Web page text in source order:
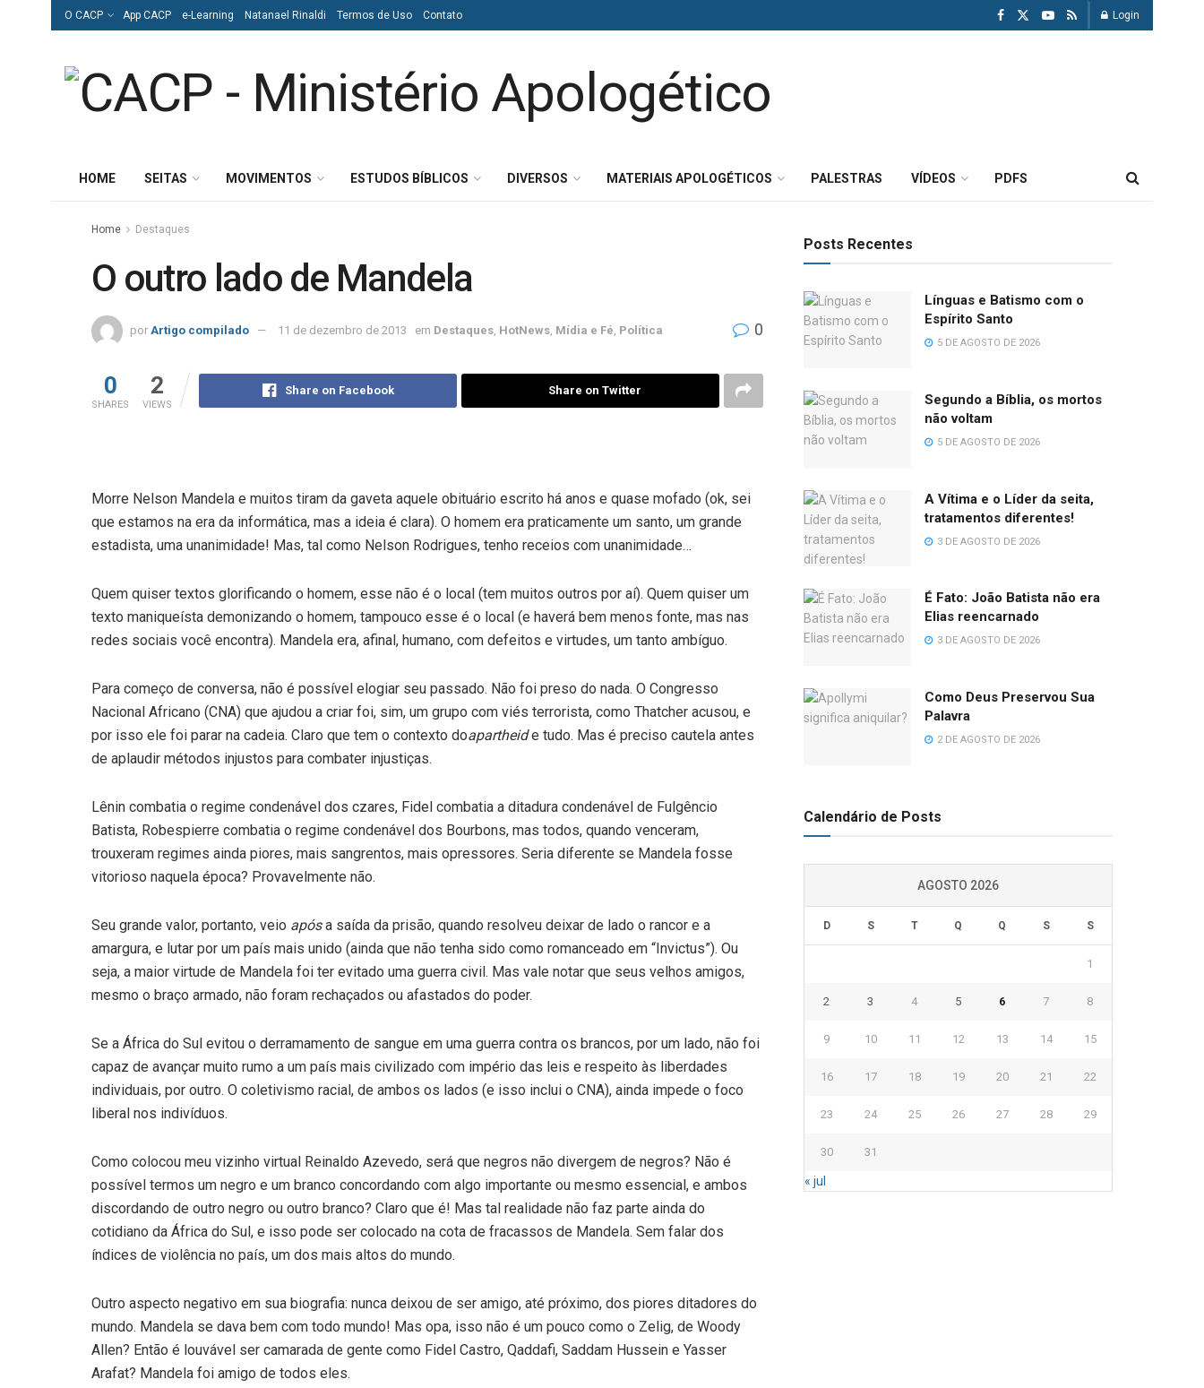
O CACP App CACP e-Learning Natanael Rinaldi Termos de Uso Contato Login
HOME SEITAS MOVIMENTOS ESTUDOS BÍBLICOS DIVERSOS MATERIAIS APOLOGÉTICOS PALESTRAS VÍDEOS PDFS
Home Destaques
O outro lado de Mandela
por Artigo compilado 11 de dezembro de 2013 em Destaques HotNews Mídia e Fé Política 0
0
SHARES
2
VIEWS
Share on Facebook Share on Twitter
Morre Nelson Mandela e muitos tiram da gaveta aquele obituário escrito há anos e quase mofado (ok, sei
que estamos na era da informática, mas a ideia é clara). O homem era praticamente um santo, um grande
estadista, uma unanimidade! Mas, tal como Nelson Rodrigues, tenho receios com unanimidade…
Quem quiser textos glorificando o homem, esse não é o local (tem muitos outros por aí). Quem quiser um
texto maniqueísta demonizando o homem, tampouco esse é o local (e haverá bem menos fonte, mas nas
redes sociais você encontra). Mandela era, afinal, humano, com defeitos e virtudes, um tanto ambíguo.
Para começo de conversa, não é possível elogiar seu passado. Não foi preso do nada. O Congresso
Nacional Africano (CNA) que ajudou a criar foi, sim, um grupo com viés terrorista, como Thatcher acusou, e
por isso ele foi parar na cadeia. Claro que tem o contexto doapartheide tudo. Mas é preciso cautela antes
de aplaudir métodos injustos para combater injustiças.
Lênin combatia o regime condenável dos czares, Fidel combatia a ditadura condenável de Fulgêncio
Batista, Robespierre combatia o regime condenável dos Bourbons, mas todos, quando venceram,
trouxeram regimes ainda piores, mais sangrentos, mais opressores. Seria diferente se Mandela fosse
vitorioso naquela época? Provavelmente não.
Seu grande valor, portanto, veio apósa saída da prisão, quando resolveu deixar de lado o rancor e a
amargura, e lutar por um país mais unido (ainda que não tenha sido como romanceado em “Invictus”). Ou
seja, a maior virtude de Mandela foi ter evitado uma guerra civil. Mas vale notar que seus velhos amigos,
mesmo o braço armado, não foram rechaçados ou afastados do poder.
Se a África do Sul evitou o derramamento de sangue em uma guerra contra os brancos, por um lado, não foi
capaz de avançar muito rumo a um país mais civilizado com império das leis e respeito às liberdades
individuais, por outro. O coletivismo racial, de ambos os lados (e isso inclui o CNA), ainda impede o foco
liberal nos indivíduos.
Como colocou meu vizinho virtual Reinaldo Azevedo, será que negros não divergem de negros? Não é
possível termos um negro e um branco concordando com algo importante ou mesmo essencial, e ambos
discordando de outro negro ou outro branco? Claro que é! Mas tal realidade não faz parte ainda do
cotidiano da África do Sul, e isso pode ser colocado na cota de fracassos de Mandela. Sem falar dos
índices de violência no país, um dos mais altos do mundo.
Outro aspecto negativo em sua biografia: nunca deixou de ser amigo, até próximo, dos piores ditadores do
mundo. Mandela se dava bem com todo mundo! Mas opa, isso não é um pouco como o Zelig, de Woody
Allen? Então é louvável ser camarada de gente como Fidel Castro, Qaddafi, Saddam Hussein e Yasser
Arafat? Mandela foi amigo de todos eles.
Posts Recentes
Línguas e Batismo com o
Espírito Santo
5 DE AGOSTO DE 2026
Segundo a Bíblia, os mortos
não voltam
5 DE AGOSTO DE 2026
A Vítima e o Líder da seita,
tratamentos diferentes!
3 DE AGOSTO DE 2026
É Fato: João Batista não era
Elias reencarnado
3 DE AGOSTO DE 2026
Como Deus Preservou Sua
Palavra
2 DE AGOSTO DE 2026
Calendário de Posts
AGOSTO 2026
D S T Q Q S S
1
2 3 4 5 6 7 8
9 10 11 12 13 14 15
16 17 18 19 20 21 22
23 24 25 26 27 28 29
30 31
« jul